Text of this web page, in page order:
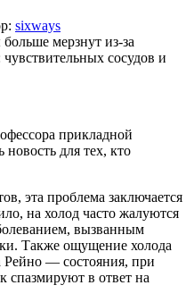
sixways
прикладной
для тех, кто
эта проблема заключается
на холод часто жалуются
вызванным
Также ощущение холода
Рейно — состояния, при
спазмируют в ответ на